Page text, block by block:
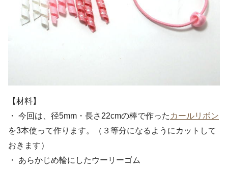
【材料】
・ 今回は、径5mm・長さ22cmの棒で作った カールリボン
を3本使って作ります。（３等分になるようにカットして
おきます）
・ あらかじめ輪にしたウーリーゴム